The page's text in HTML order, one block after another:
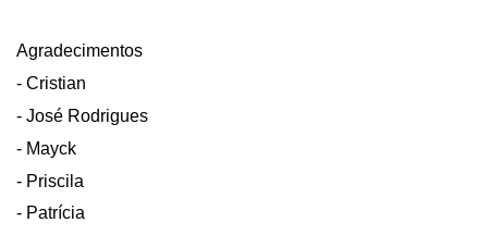
Agradecimentos
- Cristian
- José Rodrigues
- Mayck
- Priscila
- Patrícia